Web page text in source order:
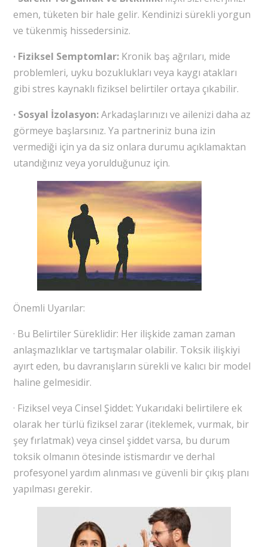
emen, tüketen bir hale gelir. Kendinizi sürekli yorgun
ve tükenmiş hissedersiniz.
· Fiziksel Semptomlar:Kronik baş ağrıları, mide
problemleri, uyku bozuklukları veya kaygı atakları
gibi stres kaynaklı fiziksel belirtiler ortaya çıkabilir.
· Sosyal İzolasyon:Arkadaşlarınızı ve ailenizi daha az
görmeye başlarsınız. Ya partneriniz buna izin
vermediği için ya da siz onlara durumu açıklamaktan
utandığınız veya yorulduğunuz için.
Önemli Uyarılar:
· Bu Belirtiler Süreklidir: Her ilişkide zaman zaman
anlaşmazlıklar ve tartışmalar olabilir. Toksik ilişkiyi
ayırt eden, bu davranışların sürekli ve kalıcı bir model
haline gelmesidir.
· Fiziksel veya Cinsel Şiddet: Yukarıdaki belirtilere ek
olarak her türlü fiziksel zarar (iteklemek, vurmak, bir
şey fırlatmak) veya cinsel şiddet varsa, bu durum
toksik olmanın ötesinde istismardır ve derhal
profesyonel yardım alınması ve güvenli bir çıkış planı
yapılması gerekir.